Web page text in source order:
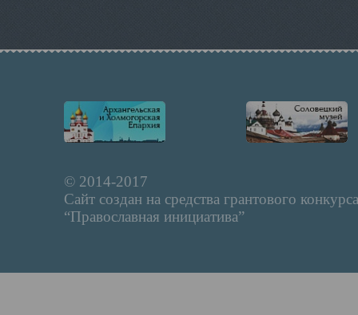
© 2014-2017
Сайт создан на средства грантового конкурса
“Православная инициатива”